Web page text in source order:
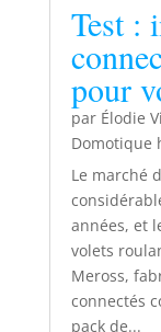
Test :
pour
par Élodie
Domotique
Le marché
années, et
volets
Meross,
connectés
pack de...